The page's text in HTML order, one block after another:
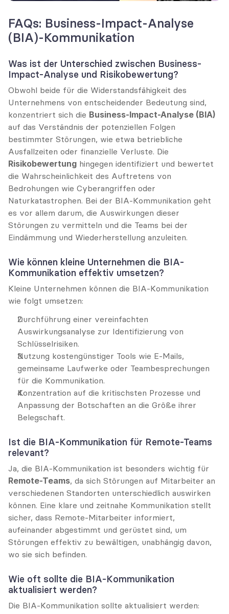
FAQs: Business-Impact-Analyse
(BIA)-Kommunikation
Was ist der Unterschied zwischen Business-
Impact-Analyse und Risikobewertung?
Obwohl beide für die Widerstandsfähigkeit des
Unternehmens von entscheidender Bedeutung sind,
konzentriert sich die Business-Impact-Analyse (BIA)
auf das Verständnis der potenziellen Folgen
bestimmter Störungen, wie etwa betriebliche
Risikobewertung hingegen identifiziert und bewertet
die Wahrscheinlichkeit des Auftretens von
Bedrohungen wie Cyberangriffen oder
Naturkatastrophen. Bei der BIA-Kommunikation geht
es vor allem darum, die Auswirkungen dieser
Störungen zu vermitteln und die Teams bei der
Eindämmung und Wiederherstellung anzuleiten.
Wie können kleine Unternehmen die BIA-
Kommunikation effektiv umsetzen?
Kleine Unternehmen können die BIA-Kommunikation
wie folgt umsetzen:
Durchführung einer vereinfachten
Auswirkungsanalyse zur Identifizierung von
Schlüsselrisiken.
Nutzung kostengünstiger Tools wie E-Mails,
gemeinsame Laufwerke oder Teambesprechungen
für die Kommunikation.
Konzentration auf die kritischsten Prozesse und
Anpassung der Botschaften an die Größe ihrer
Belegschaft.
Ist die BIA-Kommunikation für Remote-Teams
relevant?
Remote-Teams, da sich Störungen auf Mitarbeiter an
verschiedenen Standorten unterschiedlich auswirken
können. Eine klare und zeitnahe Kommunikation stellt
sicher, dass Remote-Mitarbeiter informiert,
aufeinander abgestimmt und gerüstet sind, um
Störungen effektiv zu bewältigen, unabhängig davon,
wo sie sich befinden.
Wie oft sollte die BIA-Kommunikation
aktualisiert werden?
Die BIA-Kommunikation sollte aktualisiert werden: